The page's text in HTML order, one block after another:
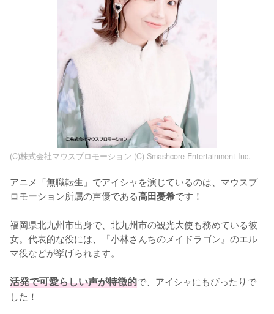
(C)株式会社マウスプロモーション (C) Smashcore Entertainment Inc.
アニメ「無職転生」でアイシャを演じているのは、マウスプ
ロモーション所属の声優である高田憂希です！
福岡県北九州市出身で、北九州市の観光大使も務めている彼
女。代表的な役には、『小林さんちのメイドラゴン』のエル
マ役などが挙げられます。
活発で可愛らしい声が特徴的で、アイシャにもぴったりで
した！